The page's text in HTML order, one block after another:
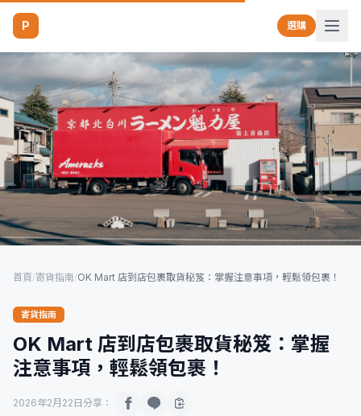
P 選購
首頁/寄貨指南/OK Mart 店到店包裹取貨秘笈：掌握注意事項，輕鬆領包裹！
寄貨指南
OK Mart 店到店包裹取貨秘笈：掌握
注意事項，輕鬆領包裹！
2026年2月22日 分享：